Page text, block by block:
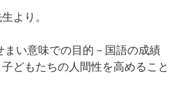
より。
まい意味での目的－国語の成績
どもたちの人間性を高めること